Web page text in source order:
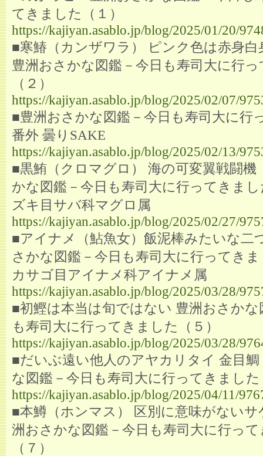
てきました（１）
https://kajiyan.asablo.jp/blog/2025/01/20/
■寒鰆（カンザワラ） ピンク色は赤身白
豊洲おさかな図鑑－今日も寿司大に行
（２）
https://kajiyan.asablo.jp/blog/2025/02/07/
■豊洲おさかな図鑑－今日も寿司大に行
番外 曇りSAKE
https://kajiyan.asablo.jp/blog/2025/02/13/
■黒鮪（クロマグロ） 海の可変翼戦闘
かな図鑑－今日も寿司大に行ってきま
ズキ目サバ科マグロ属
https://kajiyan.asablo.jp/blog/2025/02/27/
■アイナメ（鮎魚女）飯泥棒みたいな二
さかな図鑑－今日も寿司大に行ってき
カサゴ目アイナメ科アイナメ属
https://kajiyan.asablo.jp/blog/2025/03/28/
■初鰹は本当は旬ではない 豊洲おさかな
も寿司大に行ってきました（５）
https://kajiyan.asablo.jp/blog/2025/03/28/
■だいぶ遠い他人のアヤカリタイ 金目
な図鑑－今日も寿司大に行ってきました
https://kajiyan.asablo.jp/blog/2025/04/11/
■本鱒（ホンマス） 区別に意味がないサ
洲おさかな図鑑－今日も寿司大に行っ
（７）